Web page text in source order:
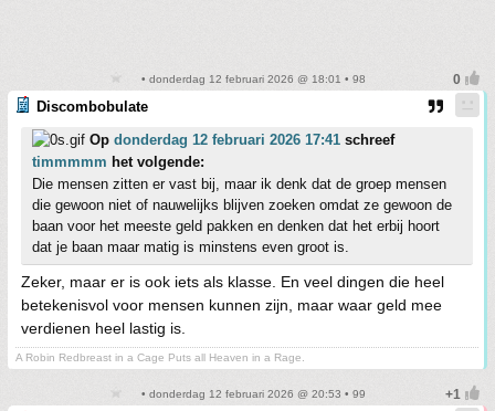
• donderdag 12 februari 2026 @ 18:01 • 98
Discombobulate
Op donderdag 12 februari 2026 17:41 schreef
timmmmm het volgende:
Die mensen zitten er vast bij, maar ik denk dat de groep mensen
die gewoon niet of nauwelijks blijven zoeken omdat ze gewoon de
baan voor het meeste geld pakken en denken dat het erbij hoort
dat je baan maar matig is minstens even groot is.
Zeker, maar er is ook iets als klasse. En veel dingen die heel
betekenisvol voor mensen kunnen zijn, maar waar geld mee
verdienen heel lastig is.
A Robin Redbreast in a Cage Puts all Heaven in a Rage.
• donderdag 12 februari 2026 @ 20:53 • 99